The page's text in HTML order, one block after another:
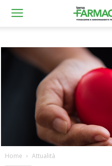
Home Attualità